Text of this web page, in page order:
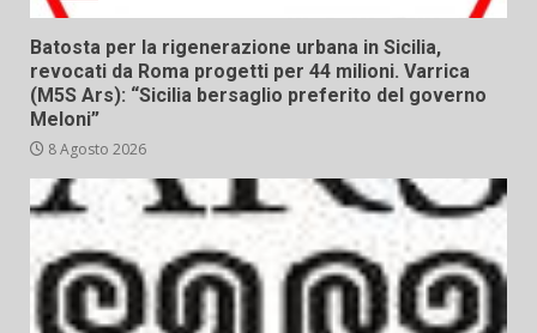
Batosta per la rigenerazione urbana in Sicilia,
revocati da Roma progetti per 44 milioni. Varrica
(M5S Ars): “Sicilia bersaglio preferito del governo
Meloni”
8 Agosto 2026